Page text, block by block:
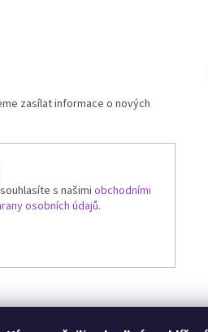
zasílat informace o nových
souhlasíte s našimi obchodními
osobních údajů.